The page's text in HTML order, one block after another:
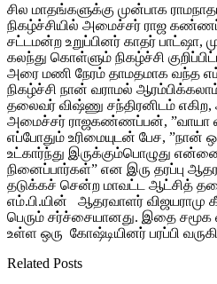
சில மாதங்களுக்கு முன்பாக
நிகழ்ச்சியில் அமைச்சர் ராஜ
சட்டமன்ற உறுப்பினர் காதர் பாட்ஷா,
கலந்து கொள்ளும் நிகழ்ச்சி
அரை மணி நேரம் தாமதமாக வந்த
நிகழ்ச்சி நான் வராமல்
தலைவர் விஷ்ணு சந்திரனிடம்
அமைச்சர் ராஜகண்ணப்பன், ”வாயா
எப்போதும் உரிமையுடன் பேச, ”நான்
உட்கார்ந்து இருக்கும்பொழுது
நினைப்பார்கள்” என இரு தரப்பு
தடுக்கச் சென்ற மாவட்ட ஆட்சித்
எம்.பி.யின் ஆதரவாளர் விஜயராமு
பெரும் சர்ச்சையானது. இதை சமூக
உள்ள ஒரு கோஷ்டியினர் பரப்பி
Related Posts